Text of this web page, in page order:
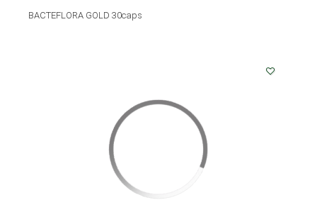
BACTEFLORA GOLD 30caps